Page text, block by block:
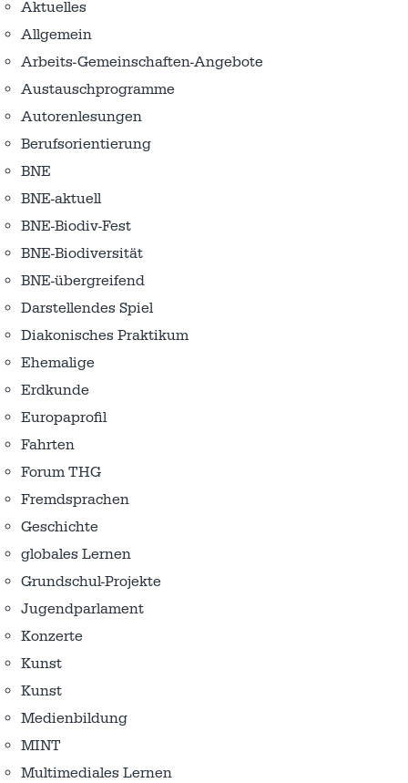
Aktuelles
Allgemein
Arbeits-Gemeinschaften-Angebote
Austausch­programme
Autorenlesungen
Berufsorientierung
BNE
BNE-aktuell
BNE-Biodiv-Fest
BNE-Biodiversität
BNE-übergreifend
Darstellendes Spiel
Diakonisches Praktikum
Ehemalige
Erdkunde
Europaprofil
Fahrten
Forum THG
Fremdsprachen
Geschichte
globales Lernen
Grundschul-Projekte
Jugendparlament
Konzerte
Kunst
Kunst
Medienbildung
MINT
Multimediales Lernen